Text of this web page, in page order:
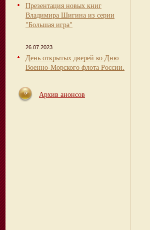
Презентация новых книг
Владимира Шигина из серии
"Большая игра"
26.07.2023
День открытых дверей ко Дню
Военно-Морского флота России.
Архив анонсов